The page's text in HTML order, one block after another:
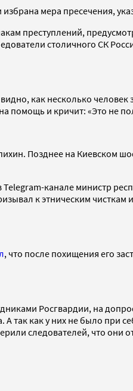
мера пресечения,
преступлений,
столичного СК
как несколько человек
помощь и кричит: «Это не
Позднее на Киевском
Telegram-канале министр
к этническим чисткам
, что после похищения его
Росгвардии, на
как у них не было при
следователей, что они